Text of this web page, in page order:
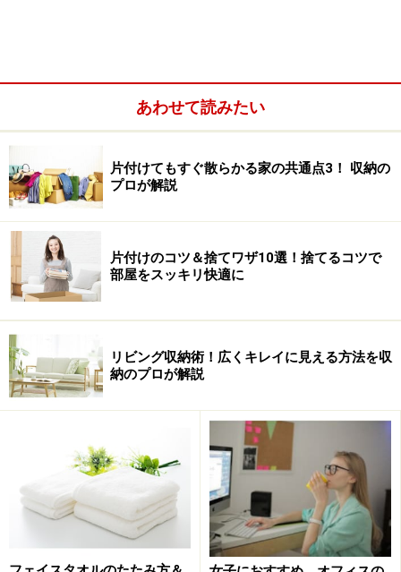
寝かせて収納すると見つけにくいうえに取り出しにくく
なって、それが散らかりの原因となるのです。そこで使
いたいのが100円グッズ。仕切りについたプラケースや
小さなケースを組み合わせると、ブラシや化粧ボトルな
どが立ててしまえます。モノを戻す場所が定まるので、
使ったらしまうといった動作がスムーズです。
ふだん履きの靴は立てて収納
あわせて読みたい
片付けてもすぐ散らかる家の共通点3！ 収納の
プロが解説
片付けのコツ＆捨てワザ10選！捨てるコツで
部屋をスッキリ快適に
リビング収納術！広くキレイに見える方法を収
納のプロが解説